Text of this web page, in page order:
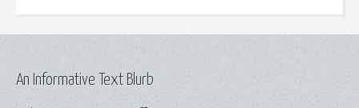
An Informative Text Blurb